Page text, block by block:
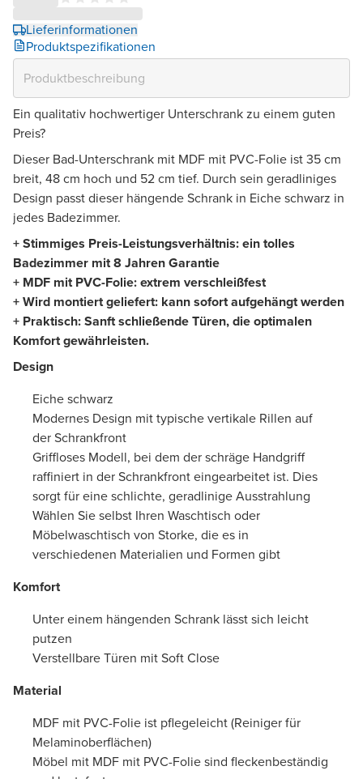
Lieferinformationen
Produktspezifikationen
Ein qualitativ hochwertiger Unterschrank zu einem guten
Preis?
Dieser Bad-Unterschrank mit MDF mit PVC-Folie ist 35 cm
breit, 48 cm hoch und 52 cm tief. Durch sein geradliniges
Design passt dieser hängende Schrank in Eiche schwarz in
jedes Badezimmer.
+ Stimmiges Preis-Leistungsverhältnis: ein tolles
Badezimmer mit 8 Jahren Garantie
+ MDF mit PVC-Folie: extrem verschleißfest
+ Wird montiert geliefert: kann sofort aufgehängt werden
+ Praktisch: Sanft schließende Türen, die optimalen
Komfort gewährleisten.
Design
Eiche schwarz
Modernes Design mit typische vertikale Rillen auf
der Schrankfront
Griffloses Modell, bei dem der schräge Handgriff
raffiniert in der Schrankfront eingearbeitet ist. Dies
sorgt für eine schlichte, geradlinige Ausstrahlung
Wählen Sie selbst Ihren Waschtisch oder
Möbelwaschtisch von Storke, die es in
verschiedenen Materialien und Formen gibt
Komfort
Unter einem hängenden Schrank lässt sich leicht
putzen
Verstellbare Türen mit Soft Close
Material
MDF mit PVC-Folie ist pflegeleicht (Reiniger für
Melaminoberflächen)
Möbel mit MDF mit PVC-Folie sind fleckenbeständig